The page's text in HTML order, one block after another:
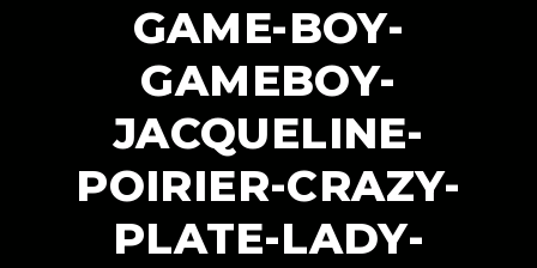
GAME-BOY-
GAMEBOY-
JACQUELINE-
POIRIER-CRAZY-
PLATE-LADY-